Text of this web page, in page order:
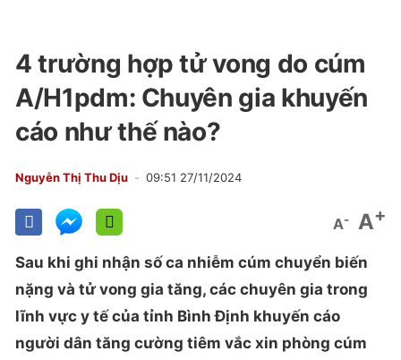
4 trường hợp tử vong do cúm
A/H1pdm: Chuyên gia khuyến
cáo như thế nào?
Nguyễn Thị Thu Dịu 09:51 27/11/2024
A- A+
Sau khi ghi nhận số ca nhiễm cúm chuyển biến
nặng và tử vong gia tăng, các chuyên gia trong
lĩnh vực y tế của tỉnh Bình Định khuyến cáo
người dân tăng cường tiêm vắc xin phòng cúm